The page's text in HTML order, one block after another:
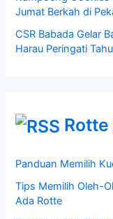
Jumat Berkah di
CSR Babada Gelar
Harau Peringati
Rotte
Panduan Memilih
Tips Memilih Oleh-
Ada Rotte